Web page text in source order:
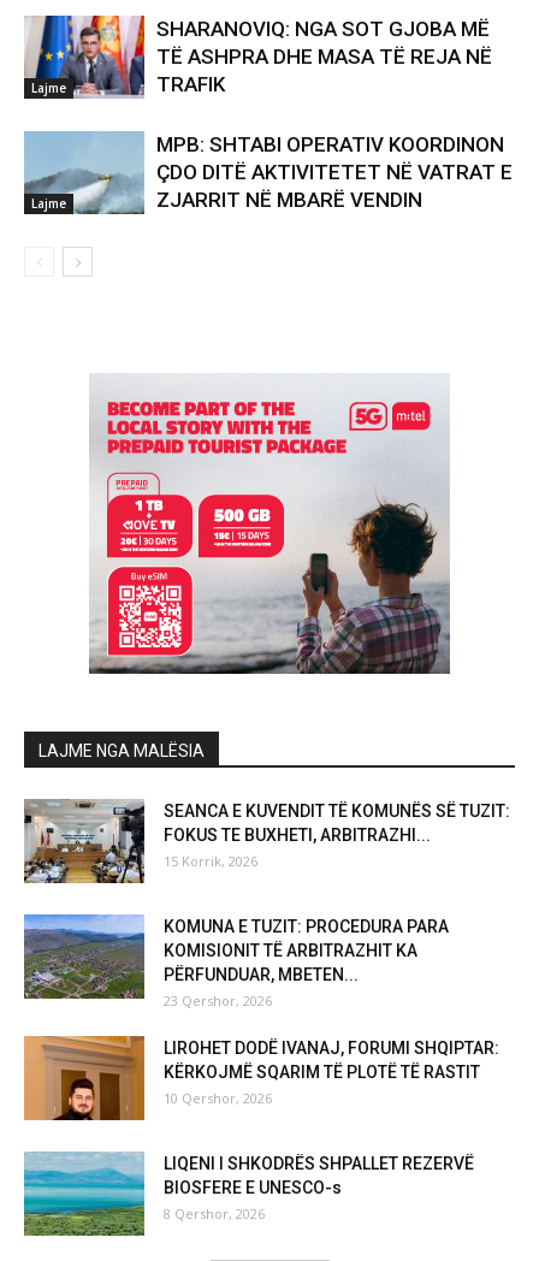
Lajme
SHARANOVIQ: NGA SOT GJOBA MË
TË ASHPRA DHE MASA TË REJA NË
TRAFIK
Lajme
MPB: SHTABI OPERATIV KOORDINON
ÇDO DITË AKTIVITETET NË VATRAT E
ZJARRIT NË MBARË VENDIN
LAJME NGA MALËSIA
SEANCA E KUVENDIT TË KOMUNËS SË TUZIT:
FOKUS TE BUXHETI, ARBITRAZHI...
15 Korrik, 2026
KOMUNA E TUZIT: PROCEDURA PARA
KOMISIONIT TË ARBITRAZHIT KA
PËRFUNDUAR, MBETEN...
23 Qershor, 2026
LIROHET DODË IVANAJ, FORUMI SHQIPTAR:
KËRKOJMË SQARIM TË PLOTË TË RASTIT
10 Qershor, 2026
LIQENI I SHKODRËS SHPALLET REZERVË
BIOSFERE E UNESCO-s
8 Qershor, 2026